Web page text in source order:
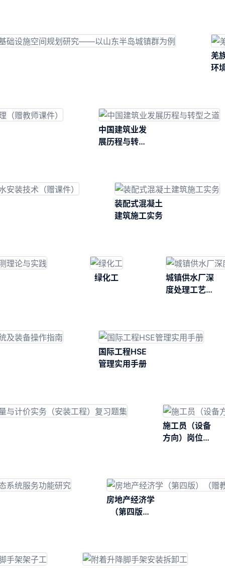
羌
环
中国建筑业发
展历程与转型
装配式混凝土
建筑施工实务
绿化工
城镇供水厂深
度处理工艺运
国际工程HSE
管理实用手册
施工员（设备
方向）岗位知
房地产经济学
（第四版）